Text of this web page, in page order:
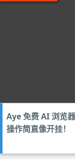
Aye 免费 AI 浏览
操作简直像开挂！